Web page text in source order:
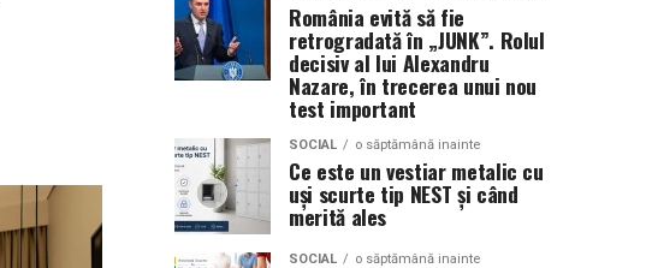
România evită să fie
retrogradată în „JUNK”. Rolul
decisiv al lui Alexandru
Nazare, în trecerea unui nou
test important
SOCIAL o săptămână inainte
Ce este un vestiar metalic cu
uși scurte tip NEST și când
merită ales
SOCIAL o săptămână inainte